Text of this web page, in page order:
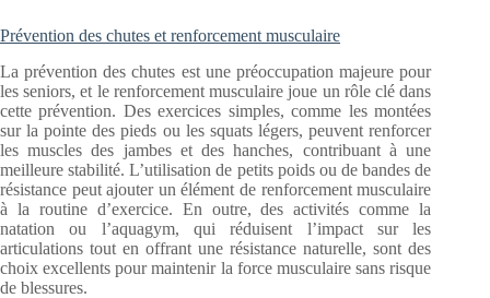
Prévention des chutes et renforcement musculaire
La prévention des chutes est une préoccupation majeure pour
les seniors, et le renforcement musculaire joue un rôle clé dans
cette prévention. Des exercices simples, comme les montées
sur la pointe des pieds ou les squats légers, peuvent renforcer
les muscles des jambes et des hanches, contribuant à une
meilleure stabilité. L’utilisation de petits poids ou de bandes de
résistance peut ajouter un élément de renforcement musculaire
à la routine d’exercice. En outre, des activités comme la
natation ou l’aquagym, qui réduisent l’impact sur les
articulations tout en offrant une résistance naturelle, sont des
choix excellents pour maintenir la force musculaire sans risque
de blessures.